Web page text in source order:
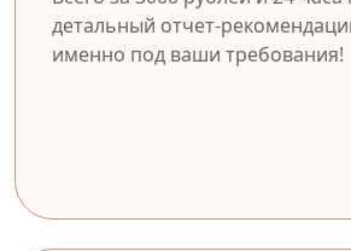
детальный отчет-
именно под ваши требования!